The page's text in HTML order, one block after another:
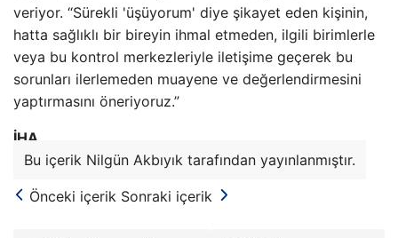
veriyor. “Sürekli 'üşüyorum' diye şikayet eden kişinin,
hatta sağlıklı bir bireyin ihmal etmeden, ilgili birimlerle
veya bu kontrol merkezleriyle iletişime geçerek bu
sorunları ilerlemeden muayene ve değerlendirmesini
yaptırmasını öneriyoruz.”
İHA
Bu içerik Nilgün Akbıyık tarafından yayınlanmıştır.
Önceki içerik Sonraki içerik